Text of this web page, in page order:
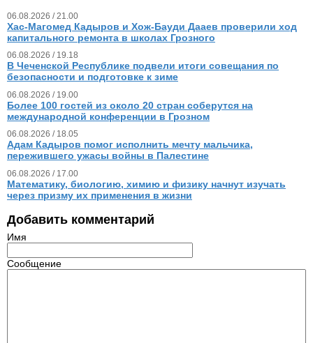
06.08.2026 / 21.00
Хас-Магомед Кадыров и Хож-Бауди Дааев проверили ход
капитального ремонта в школах Грозного
06.08.2026 / 19.18
В Чеченской Республике подвели итоги совещания по
безопасности и подготовке к зиме
06.08.2026 / 19.00
Более 100 гостей из около 20 стран соберутся на
международной конференции в Грозном
06.08.2026 / 18.05
Адам Кадыров помог исполнить мечту мальчика,
пережившего ужасы войны в Палестине
06.08.2026 / 17.00
Математику, биологию, химию и физику начнут изучать
через призму их применения в жизни
Добавить комментарий
Имя
Сообщение